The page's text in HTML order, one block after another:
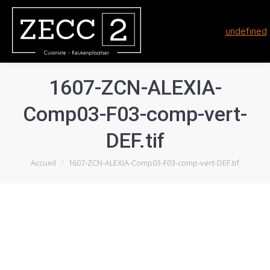
undefined
1607-ZCN-ALEXIA-
Comp03-F03-comp-vert-
DEF.tif
Vous êtes ici :
Accueil 1607-ZCN-ALEXIA-Comp03-F03-comp-vert-DEF.tif